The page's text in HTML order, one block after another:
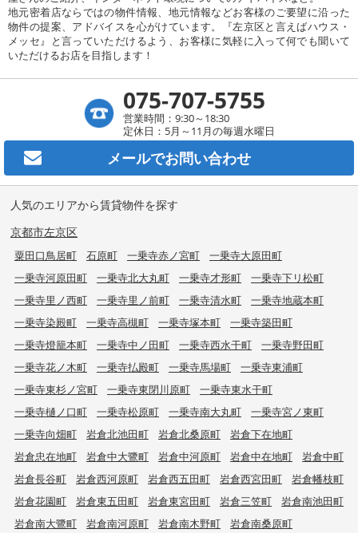
地元密着店ならではの物件情報、地元情報などお客様のご要望に沿った
物件の提案、アドバイスを心がけています。『左京区と言えばハウス・
メッセ』と言っていただけるよう、お客様に気軽に入って何でも聞いて
いただけるお店を目指します！
075-707-5755
営業時間：9:30～18:30
定休日：5月～11月の毎週水曜日
メールでお問い合わせ
人気のエリアから賃貸物件を探す
京都市左京区
粟田口鳥居町 石原町 一乗寺赤ノ宮町
一乗寺大原田町
一乗寺河原田町
一乗寺北大丸町 一乗寺才形町
一乗寺下リ松町
一乗寺里ノ西町
一乗寺里ノ前町 一乗寺清水町
一乗寺地蔵本町
一乗寺染殿町
一乗寺高槻町 一乗寺塚本町
一乗寺築田町
一乗寺燈籠本町
一乗寺中ノ田町 一乗寺西水干町
一乗寺野田町
一乗寺花ノ木町
一乗寺払殿町 一乗寺馬場町
一乗寺東浦町
一乗寺東杉ノ宮町
一乗寺東閉川原町
一乗寺東水干町
一乗寺樋ノ口町
一乗寺松原町 一乗寺南大丸町
一乗寺宮ノ東町
一乗寺向畑町
岩倉北池田町 岩倉北桑原町
岩倉下在地町
岩倉忠在地町
岩倉中大鷺町 岩倉中河原町 岩倉中在地町
岩倉中町
岩倉長谷町
岩倉西河原町 岩倉西五田町 岩倉西宮田町
岩倉幡枝町
岩倉花園町
岩倉東五田町 岩倉東宮田町 岩倉三笠町
岩倉南池田町
岩倉南大鷺町
岩倉南河原町 岩倉南木野町 岩倉南桑原町